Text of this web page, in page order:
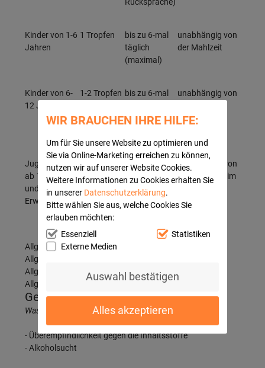
WIR BRAUCHEN IHRE HILFE:
Um für Sie unsere Website zu optimieren und
Sie via Online-Marketing erreichen zu können,
nutzen wir auf unserer Website Cookies.
Weitere Informationen zu Cookies erhalten Sie
in unserer Datenschutzerklärung.
Bitte wählen Sie aus, welche Cookies Sie
erlauben möchten:
Essenziell
Statistiken
Externe Medien
Auswahl bestätigen
Alles akzeptieren
Kinder von 1-6
Jahren
1 Tropfen
bis zu 6-mal
täglich
(maximal)
unabhängig von
der Mahlzeit
Kinder von 6-
12 Jahren
1-2 Tropfen bis zu 6-mal
(maximal 11
unabhängig von
Jugendliche
ab 12 Jahren
und
Erwachsene
5 Tropfen
bis zu 6-mal
täglich
(maximal)
unabhängig von
der Mahlzeit (im
jeweils 1/2-1
Allgemeine Dosierungsempfehlung:
Allgemeine Dosierungsempfehlung:
Allgemeine Dosierungsempfehlung:
Allgemeine Dosierungsempfehlung:
Gegenanzeigen
Was spricht gegen eine Anwendung?
- Überempfindlichkeit gegen die Inhaltsstoffe
- Alkoholsucht